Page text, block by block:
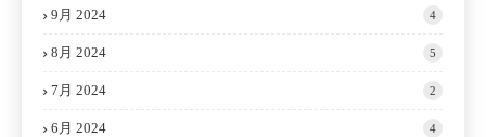
9月 2024 4
8月 2024 5
7月 2024 2
6月 2024 4